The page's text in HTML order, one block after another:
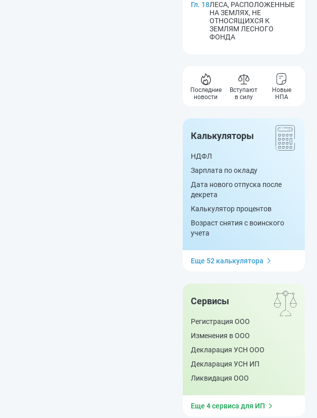
Гл. 18ЛЕСА, РАСПОЛОЖЕННЫЕ
НА ЗЕМЛЯХ, НЕ
ОТНОСЯЩИХСЯ К
ЗЕМЛЯМ ЛЕСНОГО
ФОНДА
Последние
новости
Вступают
в силу
Новые
НПА
Калькуляторы
НДФЛ
Зарплата по окладу
Дата нового отпуска после
декрета
Калькулятор процентов
Возраст снятия с воинского
учета
Еще 52 калькулятора
Сервисы
Регистрация ООО
Изменения в ООО
Декларация УСН ООО
Декларация УСН ИП
Ликвидация ООО
Еще 4 сервиса для ИП